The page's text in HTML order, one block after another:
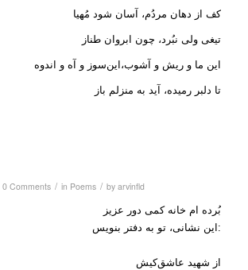
کف از دهان مردُم، آسان شود مُهیا
تیغی ولی نبُرد، چون ابروان طناز
این ما و ریش و آشوب،این‌سوز و آه‌ و اندوه
تا دلبر رمیده، آید به منزلم باز
0 Comments / in Poems / by arvinfld
بُرده ام خانه کمی دور عزیز
این نشانی، تو به دفتر بنویس:
از شهید عاشقکیش